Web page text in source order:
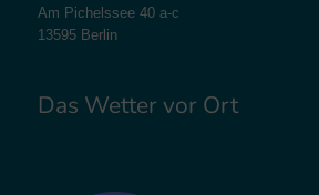
Am Pichelssee 40 a-c
13595 Berlin
Das Wetter vor Ort